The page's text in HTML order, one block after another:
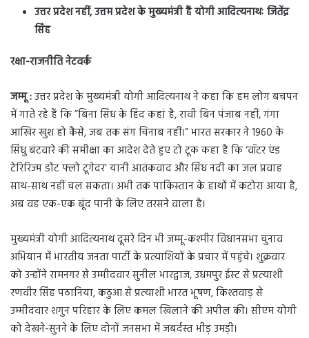
उत्तर प्रदेश नहीं, उत्तम प्रदेश के मुख्यमंत्री हैं योगी आदित्यनाथः जितेंद्र
सिंह
रक्षा-राजनीति नेटवर्क
जम्मू :उत्तर प्रदेश के मुख्यमंत्री योगी आदित्यनाथ ने कहा कि हम लोग बचपन
में गाते रहे हैं कि ”बिना सिंध के हिंद कहां है, रावी बिन पंजाब नहीं, गंगा
आखिर खुश हो कैसे, जब तक संग चिनाब नहीं।” भारत सरकार ने 1960 के
सिंधु बंटवारे की समीक्षा का आदेश देते हुए टो टूक कहा है कि ‘वॉटर एंड
टेरिरिज्म डोंट फ्लो टूगेदर’ यानी आतंकवाद और सिंध नदी का जल प्रवाह
साथ-साथ नहीं चल सकता। अभी तक पाकिस्तान के हाथों में कटोरा आया है,
अब वह एक-एक बूंद पानी के लिए तरसने वाला है।
मुख्यमंत्री योगी आदित्यनाथ दूसरे दिन भी जम्मू-कश्मीर विधानसभा चुनाव
अभियान में भारतीय जनता पार्टी के प्रत्याशियों के प्रचार में पहुंचे। शुक्रवार
को उन्होंने रामनगर से उम्मीदवार सुनील भारद्वाज, उधमपुर ईस्ट से प्रत्याशी
रणवीर सिंह पठानिया, कठुआ से प्रत्याशी भारत भूषण, किश्तवाड़ से
उम्मीदवार शगुन परिहार के लिए कमल खिलाने की अपील की। सीएम योगी
को देखने-सुनने के लिए दोनों जनसभा में जबर्दस्त भीड़ उमड़ी।